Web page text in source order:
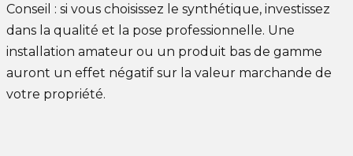
Conseil : si vous choisissez le synthétique, investissez
dans la qualité et la pose professionnelle. Une
installation amateur ou un produit bas de gamme
auront un effet négatif sur la valeur marchande de
votre propriété.